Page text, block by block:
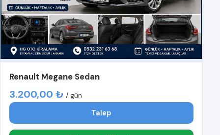
Renault Megane Sedan
3.200,00 ₺ / gün
Talep